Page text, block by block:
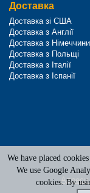
Доставка
Доставка зі США
Доставка з Англії
Доставка з Німеччини
Доставка з Польщі
Доставка з Італії
Доставка з Іспанії
Адреси
We have placed
We use Google
cookies. By